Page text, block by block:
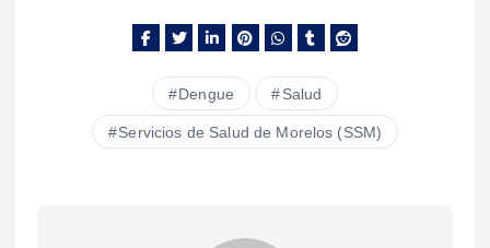
Dengue Salud
Servicios de Salud de Morelos (SSM)